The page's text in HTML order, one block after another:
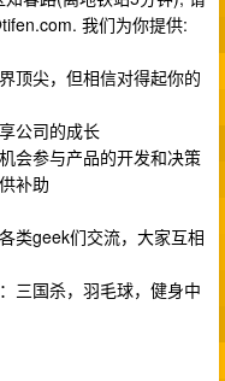
. 我们为你提供:
顶尖，但相信对得起你的
公司的成长
会参与产品的开发和决策
补助
类geek们交流，大家互相
三国杀，羽毛球，健身中